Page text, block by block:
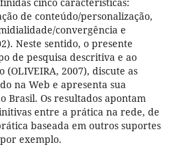
de conteúdo/personalização,
convergência e
Neste sentido, o presente
de pesquisa descritiva e ao
(OLIVEIRA, 2007), discute as
na Web e apresenta sua
Brasil. Os resultados apontam
entre a prática na rede, de
baseada em outros suportes
exemplo.